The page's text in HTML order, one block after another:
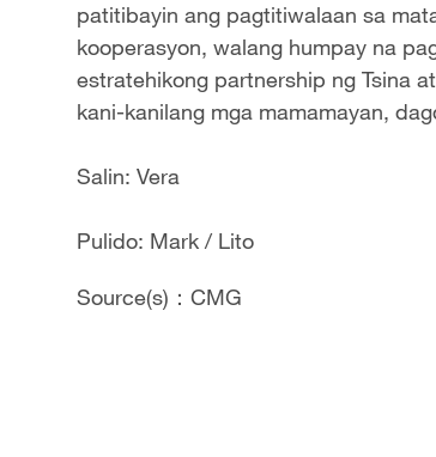
patitibayin ang pagtitiwalaan sa
kooperasyon, walang humpay na
estratehikong partnership ng Tsina
kani-kanilang mga mamamayan,
Salin: Vera
Pulido: Mark / Lito
Source(s)：CMG